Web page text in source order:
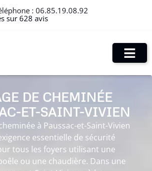
: 06.85.19.08.92
sur 628 avis
DE CHEMINÉE
ET-SAINT-VIVIEN
à Paussac-et-Saint-Vivien
essentielle de sécurité
tous les foyers utilisant une
ou une chaudière. Dans une